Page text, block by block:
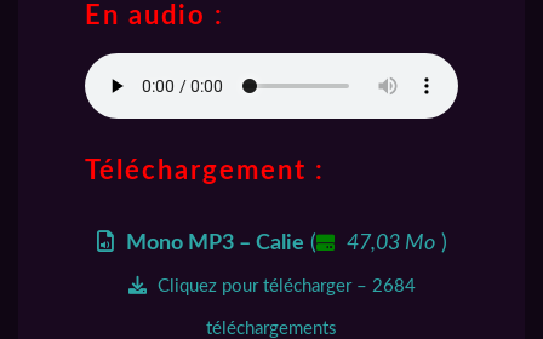
En audio :
Téléchargement :
Mono MP3 – Calie ( 47,03 Mo )
Cliquez pour télécharger – 2684
téléchargements